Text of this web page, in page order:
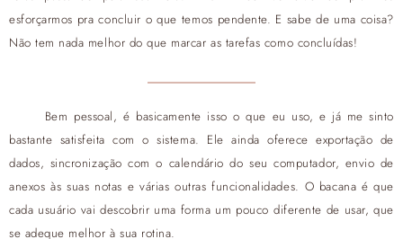
esforçarmos pra concluir o que temos pendente. E sabe de uma coisa?
Não tem nada melhor do que marcar as tarefas como concluídas!
Bem pessoal, é basicamente isso o que eu uso, e já me sinto
bastante satisfeita com o sistema. Ele ainda oferece exportação de
dados, sincronização com o calendário do seu computador, envio de
anexos às suas notas e várias outras funcionalidades. O bacana é que
cada usuário vai descobrir uma forma um pouco diferente de usar, que
se adeque melhor à sua rotina.